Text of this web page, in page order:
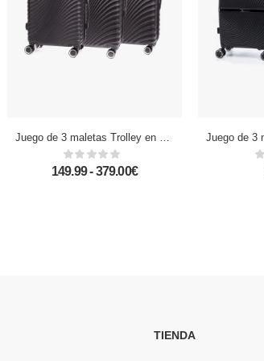
Juego de 3 maletas Trolley en material ligero de ABS de alta resistencia. Cerradura numérica, 4 ruedas dobles giratorias 360°.
149.99 - 379.00€
TIENDA